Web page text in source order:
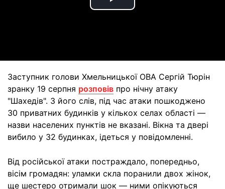
Play
Заступник голови Хмельницької ОВА Сергій Тюрін
зранку 19 серпня розповів про нічну атаку
"Шахедів". З його слів, під час атаки пошкоджено
30 приватних будинків у кількох селах області —
назви населених пунктів не вказані. Вікна та двері
вибило у 32 будинках, ідеться у повідомленні.
Від російської атаки постраждало, попередньо,
вісім громадян: уламки скла поранили двох жінок,
ще шестеро отримали шок — ними опікуються